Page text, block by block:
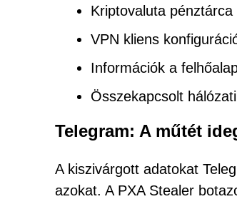
Kriptovaluta
VPN kliens
Információk a
Összekapcsolt
Telegram: A műtét
A kiszivárgott adatokat
azokat. A PXA Stealer